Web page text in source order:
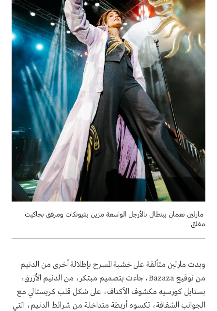
مارلين نعمان ببنطال بالأرجل الواسعة مزين بفيونكات ومرفق بجاكيت
مغلق
وبدت مارلين متألقة على خشبة المسرح بإطلالة أخرى من الدنيم
من توقيع Bazaza، جاءت بتصميم مبتكر، من الدنيم الأزرق،
بستايل كورسيه مكشوف الأكتاف، على شكل قلب كريستالي مع
الجوانب الشفافة، تكسوه أربطة متداخلة من شرائط الدنيم، التي